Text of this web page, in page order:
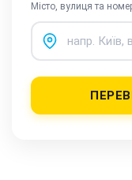
Місто, вулиця та